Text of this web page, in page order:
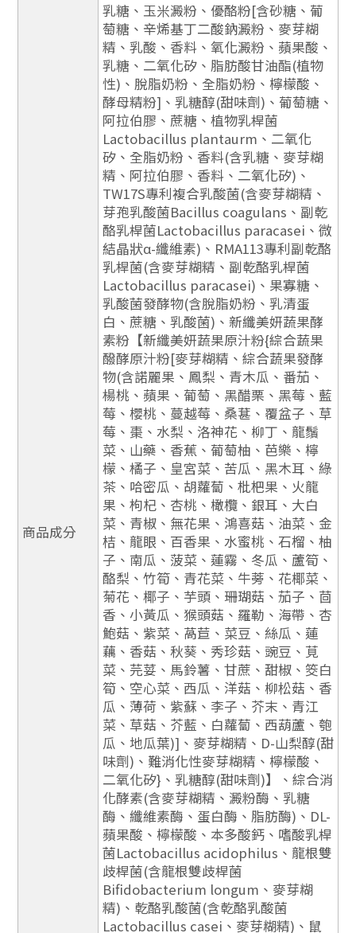
商品成分
乳糖、玉米澱粉、優酪粉[含砂糖、葡
萄糖、辛烯基丁二酸鈉澱粉、麥芽糊
精、乳酸、香料、氧化澱粉、蘋果酸、
乳糖、二氧化矽、脂肪酸甘油酯(植物
性)、脫脂奶粉、全脂奶粉、檸檬酸、
酵母精粉]、乳糖醇(甜味劑)、葡萄糖、
阿拉伯膠、蔗糖、植物乳桿菌
Lactobacillus plantaurm、二氧化
矽、全脂奶粉、香料(含乳糖、麥芽糊
精、阿拉伯膠、香料、二氧化矽)、
TW17S專利複合乳酸菌(含麥芽糊精、
芽孢乳酸菌Bacillus coagulans、副乾
酪乳桿菌Lactobacillus paracasei、微
結晶狀α-纖維素)、RMA113專利副乾酪
乳桿菌(含麥芽糊精、副乾酪乳桿菌
Lactobacillus paracasei)、果寡糖、
乳酸菌發酵物(含脫脂奶粉、乳清蛋
白、蔗糖、乳酸菌)、新纖美妍蔬果酵
素粉【新纖美妍蔬果原汁粉{綜合蔬果
醱酵原汁粉[麥芽糊精、綜合蔬果發酵
物(含諾麗果、鳳梨、青木瓜、番茄、
楊桃、蘋果、葡萄、黑醋栗、黑莓、藍
莓、櫻桃、蔓越莓、桑葚、覆盆子、草
莓、棗、水梨、洛神花、柳丁、龍鬚
菜、山藥、香蕉、葡萄柚、芭樂、檸
檬、橘子、皇宮菜、苦瓜、黑木耳、綠
茶、哈密瓜、胡蘿蔔、枇杷果、火龍
果、枸杞、杏桃、橄欖、銀耳、大白
菜、青椒、無花果、鴻喜菇、油菜、金
桔、龍眼、百香果、水蜜桃、石榴、柚
子、南瓜、菠菜、蓮霧、冬瓜、蘆筍、
酪梨、竹筍、青花菜、牛蒡、花椰菜、
菊花、椰子、芋頭、珊瑚菇、茄子、茴
香、小黃瓜、猴頭菇、羅勒、海帶、杏
鮑菇、紫菜、萵苣、菜豆、絲瓜、蓮
藕、香菇、秋葵、秀珍菇、豌豆、莧
菜、芫荽、馬鈴薯、甘蔗、甜椒、筊白
筍、空心菜、西瓜、洋菇、柳松菇、香
瓜、薄荷、紫蘇、李子、芥末、青江
菜、草菇、芥藍、白蘿蔔、西葫蘆、匏
瓜、地瓜葉)]、麥芽糊精、D-山梨醇(甜
味劑)、難消化性麥芽糊精、檸檬酸、
二氧化矽}、乳糖醇(甜味劑)】、綜合消
化酵素(含麥芽糊精、澱粉酶、乳糖
酶、纖維素酶、蛋白酶、脂肪酶)、DL-
蘋果酸、檸檬酸、本多酸鈣、嗜酸乳桿
菌Lactobacillus acidophilus、龍根雙
歧桿菌(含龍根雙歧桿菌
Bifidobacterium longum、麥芽糊
精)、乾酪乳酸菌(含乾酪乳酸菌
Lactobacillus casei、麥芽糊精)、鼠